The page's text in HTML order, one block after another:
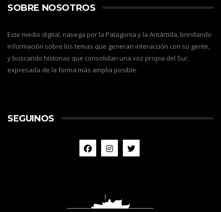
SOBRE NOSOTROS
Este medio digital, navega por la Patagonia y la Antártida, brindando
información sobre los temas que generan interacción con su gente,
y buscando historias que consolidan una voz propia del Sur,
expresada de la forma más amplia posible.
SEGUINOS